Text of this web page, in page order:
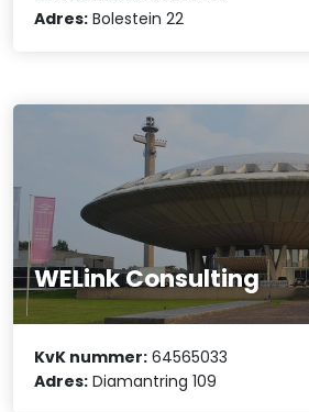
Adres: Bolestein 22
WELink Consulting
KvK nummer: 64565033
Adres: Diamantring 109